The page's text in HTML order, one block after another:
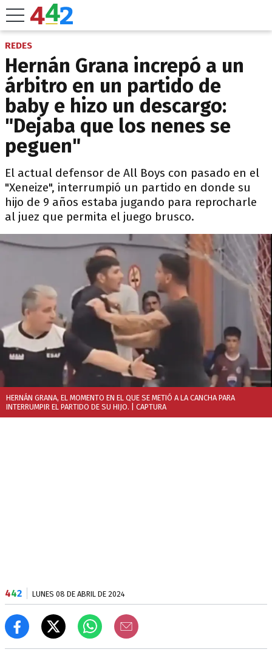
REDES
Hernán Grana increpó a un
árbitro en un partido de
baby e hizo un descargo:
"Dejaba que los nenes se
peguen"
El actual defensor de All Boys con pasado en el
"Xeneize", interrumpió un partido en donde su
hijo de 9 años estaba jugando para reprocharle
al juez que permita el juego brusco.
HERNÁN GRANA, EL MOMENTO EN EL QUE SE METIÓ A LA CANCHA PARA
INTERRUMPIR EL PARTIDO DE SU HIJO. | CAPTURA
442 LUNES 08 DE ABRIL DE 2024